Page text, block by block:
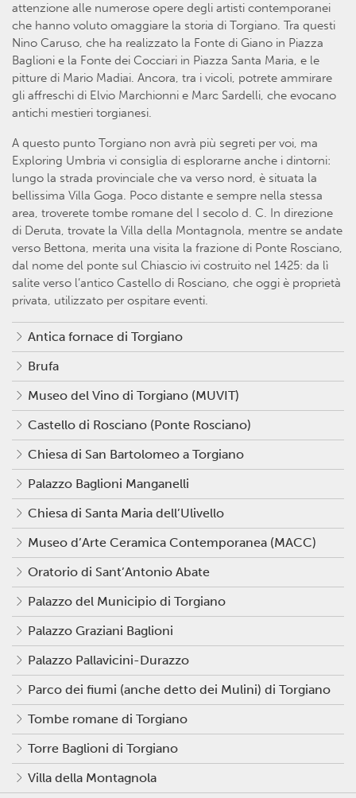
attenzione alle numerose opere degli artisti contemporanei
che hanno voluto omaggiare la storia di Torgiano. Tra questi
Nino Caruso, che ha realizzato la Fonte di Giano in Piazza
Baglioni e la Fonte dei Cocciari in Piazza Santa Maria, e le
pitture di Mario Madiai. Ancora, tra i vicoli, potrete ammirare
gli affreschi di Elvio Marchionni e Marc Sardelli, che evocano
antichi mestieri torgianesi.
A questo punto Torgiano non avrà più segreti per voi, ma
Exploring Umbria vi consiglia di esplorarne anche i dintorni:
lungo la strada provinciale che va verso nord, è situata la
bellissima Villa Goga. Poco distante e sempre nella stessa
area, troverete tombe romane del I secolo d. C. In direzione
di Deruta, trovate la Villa della Montagnola, mentre se andate
verso Bettona, merita una visita la frazione di Ponte Rosciano,
dal nome del ponte sul Chiascio ivi costruito nel 1425: da lì
salite verso l’antico Castello di Rosciano, che oggi è proprietà
privata, utilizzato per ospitare eventi.
Antica fornace di Torgiano
Brufa
Museo del Vino di Torgiano (MUVIT)
Castello di Rosciano (Ponte Rosciano)
Chiesa di San Bartolomeo a Torgiano
Palazzo Baglioni Manganelli
Chiesa di Santa Maria dell’Ulivello
Museo d’Arte Ceramica Contemporanea (MACC)
Oratorio di Sant’Antonio Abate
Palazzo del Municipio di Torgiano
Palazzo Graziani Baglioni
Palazzo Pallavicini-Durazzo
Parco dei fiumi (anche detto dei Mulini) di Torgiano
Tombe romane di Torgiano
Torre Baglioni di Torgiano
Villa della Montagnola